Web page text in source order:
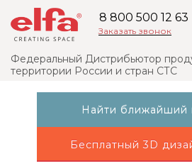
8 800 500 12 63
Заказать звонок
Федеральный Дистрибьютор
территории России и стран СТС
Найти ближайший
Бесплатный 3D